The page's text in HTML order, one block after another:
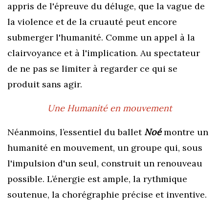
appris de l'épreuve du déluge, que la vague de
la violence et de la cruauté peut encore
submerger l'humanité. Comme un appel à la
clairvoyance et à l'implication. Au spectateur
de ne pas se limiter à regarder ce qui se
produit sans agir.
Une Humanité en mouvement
Néanmoins, l’essentiel du ballet Noémontre un
humanité en mouvement, un groupe qui, sous
l'impulsion d'un seul, construit un renouveau
possible. L’énergie est ample, la rythmique
soutenue, la chorégraphie précise et inventive.